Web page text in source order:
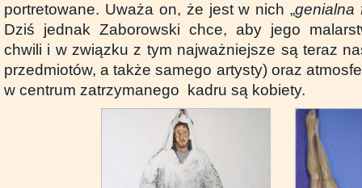
portretowane. Uważa on, że jest w nich „genialna
Dziś jednak Zaborowski chce, aby jego
chwili i w związku z tym najważniejsze są teraz
przedmiotów, a także samego artysty) oraz
w centrum zatrzymanego kadru są kobiety.